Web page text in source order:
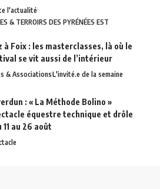
l'actualité
& TERROIRS DES PYRÉNÉES EST
à Foix : les masterclasses, là où le
se vit aussi de l’intérieur
& AssociationsL'invité.e de la semaine
: « La Méthode Bolino »
équestre technique et drôle
11 au 26 août